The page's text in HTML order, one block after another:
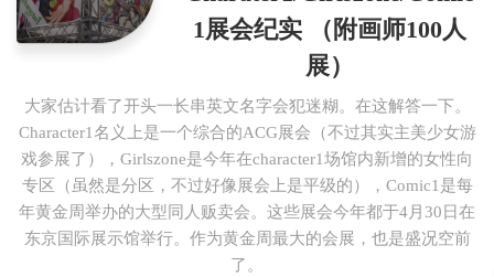
1展会纪实 （附画师100人
展）
大家估计看了开头一长串英文名字会犯迷糊。在这解答一下。
Character1名义上是一个综合的ACG展会（不过其实主美少女游
戏参展了），Girlszone是今年在character1场馆内新增的女性向
专区（虽然是分区，不过好像展会上是平级的），Comic1是每
年黄金周举办的大型同人贩卖会。这些展会今年都于4月30日在
东京国际展示馆举行。作为黄金周最大的会展，也是盛况空前
了。